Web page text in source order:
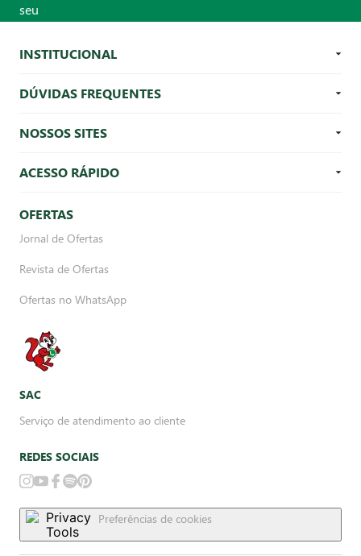
INSTITUCIONAL
DÚVIDAS FREQUENTES
NOSSOS SITES
ACESSO RÁPIDO
OFERTAS
Jornal de Ofertas
Revista de Ofertas
Ofertas no WhatsApp
SAC
Serviço de atendimento ao cliente
REDES SOCIAIS
Preferências de cookies